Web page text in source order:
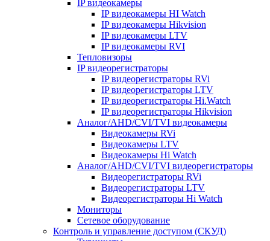
IP видеокамеры
IP видеокамеры HI Watch
IP видеокамеры Hikvision
IP видеокамеры LTV
IP видеокамеры RVI
Тепловизоры
IP видеорегистраторы
IP видеорегистраторы RVi
IP видеорегистраторы LTV
IP видеорегистраторы Hi.Watch
IP видеорегистраторы Hikvision
Аналог/AHD/CVI/TVI видеокамеры
Видеокамеры RVi
Видеокамеры LTV
Видеокамеры Hi Watch
Аналог/AHD/CVI/TVI видеорегистраторы
Видеорегистраторы RVi
Видеорегистраторы LTV
Видеорегистраторы Hi Watch
Мониторы
Сетевое оборудование
Контроль и управление доступом (СКУД)